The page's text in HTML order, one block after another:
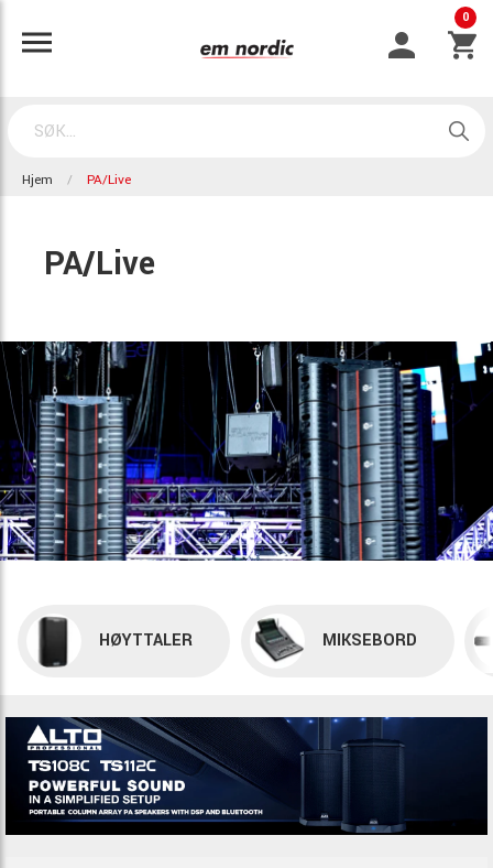
0
Hjem PA/Live
PA/Live
HØYTTALER MIKSEBORD